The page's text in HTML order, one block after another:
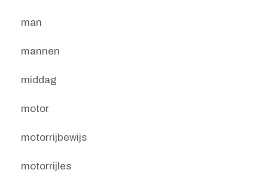
man
mannen
middag
motor
motorrijbewijs
motorrijles